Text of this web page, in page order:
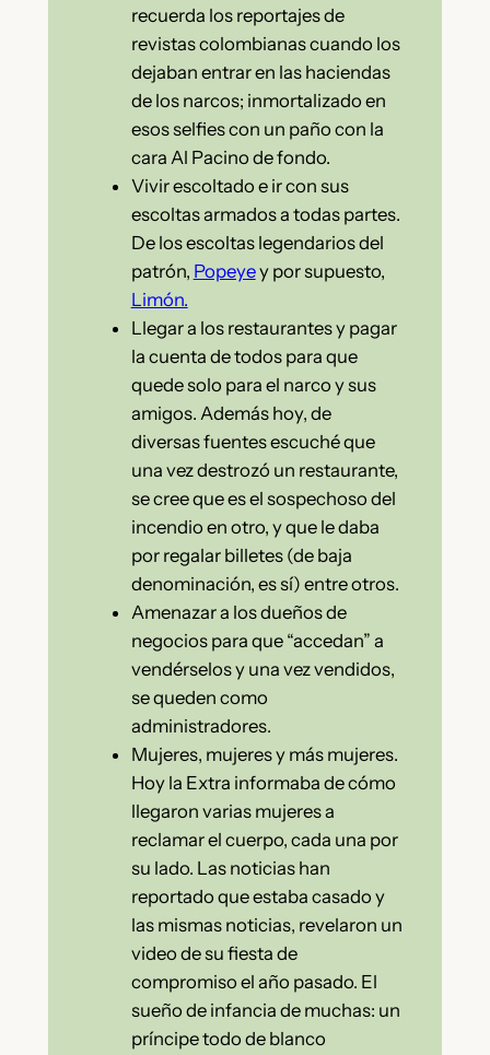
recuerda los reportajes de
revistas colombianas cuando los
dejaban entrar en las haciendas
de los narcos; inmortalizado en
esos selfies con un paño con la
cara Al Pacino de fondo.
Vivir escoltado e ir con sus
escoltas armados a todas partes.
De los escoltas legendarios del
patrón, Popeyey por supuesto,
Limón.
Llegar a los restaurantes y pagar
la cuenta de todos para que
quede solo para el narco y sus
amigos. Además hoy, de
diversas fuentes escuché que
una vez destrozó un restaurante,
se cree que es el sospechoso del
incendio en otro, y que le daba
por regalar billetes (de baja
denominación, es sí) entre otros.
Amenazar a los dueños de
negocios para que “accedan” a
vendérselos y una vez vendidos,
se queden como
administradores.
Mujeres, mujeres y más mujeres.
Hoy la Extra informaba de cómo
llegaron varias mujeres a
reclamar el cuerpo, cada una por
su lado. Las noticias han
reportado que estaba casado y
las mismas noticias, revelaron un
video de su fiesta de
compromiso el año pasado. El
sueño de infancia de muchas: un
príncipe todo de blanco